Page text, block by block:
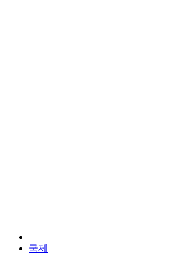
국제